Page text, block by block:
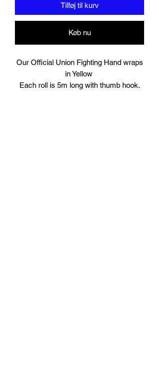
Tilføj til kurv
Køb nu
Our Official Union Fighting Hand wraps
in Yellow
Each roll is 5m long with thumb hook.